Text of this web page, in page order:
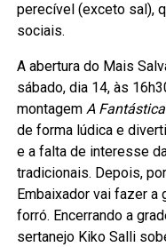
perecível (exceto sal),
sociais.
A abertura do Mais
sábado, dia 14, às
montagemA
de forma lúdica e
e a falta de interesse
tradicionais. Depois,
Embaixador vai fazer a
forró. Encerrando a
sertanejo Kiko Salli